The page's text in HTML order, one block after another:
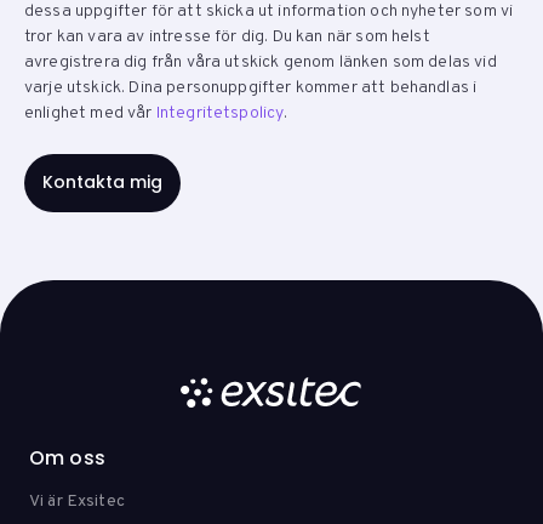
dessa uppgifter för att skicka ut information och nyheter som vi
tror kan vara av intresse för dig. Du kan när som helst
avregistrera dig från våra utskick genom länken som delas vid
varje utskick. Dina personuppgifter kommer att behandlas i
enlighet med vår Integritetspolicy.
Om oss
Vi är Exsitec